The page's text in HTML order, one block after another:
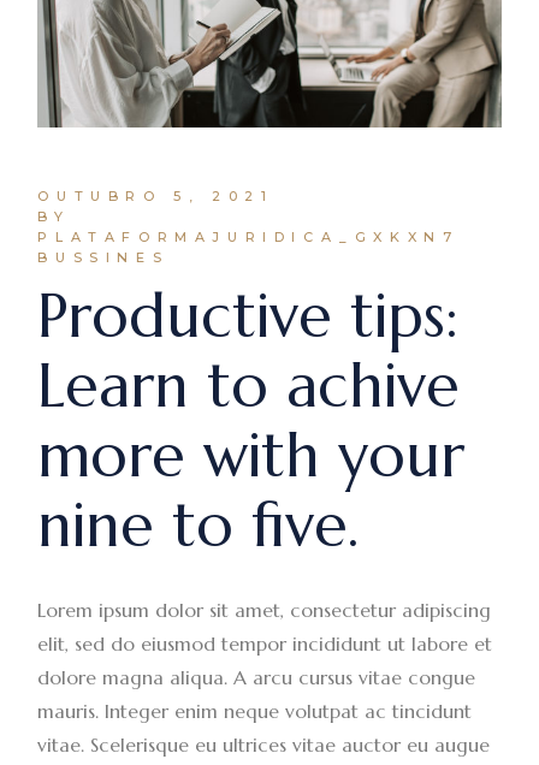
OUTUBRO 5, 2021
BY
PLATAFORMAJURIDICA_GXKXN7
BUSSINES
Productive tips:
Learn to achive
more with your
nine to five.
Lorem ipsum dolor sit amet, consectetur adipiscing
elit, sed do eiusmod tempor incididunt ut labore et
dolore magna aliqua. A arcu cursus vitae congue
mauris. Integer enim neque volutpat ac tincidunt
vitae. Scelerisque eu ultrices vitae auctor eu augue